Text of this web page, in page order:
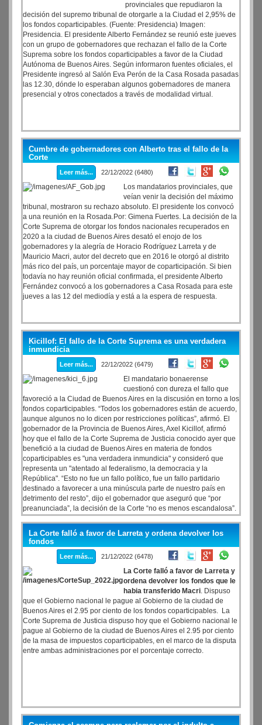
provinciales que repudiaron la
decisión del supremo tribunal de otorgarle a la Ciudad el 2,95% de
los fondos coparticipables. (Fuente: Presidencia) Imagen:
Presidencia. El presidente Alberto Fernández se reunió este jueves
con un grupo de gobernadores que rechazan el fallo de la Corte
Suprema sobre los fondos coparticipables a favor de la Ciudad
Autónoma de Buenos Aires. Según informaron fuentes oficiales, el
Presidente ingresó al Salón Eva Perón de la Casa Rosada pasadas
las 12.30, dónde lo esperaban algunos gobernadores de manera
presencial y otros conectados a través de modalidad virtual.
Cumbre de gobernadores con Alberto tras el fallo de la
Corte
Leer más... 22/12/2022 (6480)
Los mandatarios provinciales, que
veían venir la decisión del máximo
tribunal, mostraron su rechazo absoluto. El presidente los convocó
a una reunión en la Rosada.Por: Gimena Fuertes. La decisión de la
Corte Suprema de otorgar los fondos nacionales recuperados en
2020 a la ciudad de Buenos Aires desató el enojo de los
gobernadores y la alegría de Horacio Rodríguez Larreta y de
Mauricio Macri, autor del decreto que en 2016 le otorgó al distrito
más rico del país, un porcentaje mayor de coparticipación. Si bien
todavía no hay reunión oficial confirmada, el presidente Alberto
Fernández convocó a los gobernadores a Casa Rosada para este
jueves a las 12 del mediodía y está a la espera de respuesta.
Kicillof: El fallo de la Corte Suprema es una verdadera
inmundicia
Leer más... 22/12/2022 (6479)
El mandatario bonaerense
cuestionó con dureza el fallo que
favoreció a la Ciudad de Buenos Aires en la discusión en torno a los
fondos coparticipables. “Todos los gobernadores están de acuerdo,
aunque algunos no lo dicen por restricciones políticas”, afirmó. El
gobernador de la Provincia de Buenos Aires, Axel Kicillof, afirmó
hoy que el fallo de la Corte Suprema de Justicia conocido ayer que
benefició a la ciudad de Buenos Aires en materia de fondos
coparticipables es "una verdadera inmundicia" y consideró que
representa un "atentado al federalismo, la democracia y la
República". “Esto no fue un fallo político, fue un fallo partidario
destinado a favorecer a una minúscula parte de nuestro país en
detrimento del resto”, dijo el gobernador que aseguró que “por
preanunciada”, la decisión de la Corte “no es menos escandalosa”.
La Corte falló a favor de Larreta y ordena devolver los
fondos
Leer más... 21/12/2022 (6478)
La Corte falló a favor de Larreta y
ordena devolver los fondos que le
habia transferido Macri. Dispuso
que el Gobierno nacional le pague al Gobierno de la ciudad de
Buenos Aires el 2.95 por ciento de los fondos coparticipables. La
Corte Suprema de Justicia dispuso hoy que el Gobierno nacional le
pague al Gobierno de la ciudad de Buenos Aires el 2.95 por ciento
de la masa de impuestos coparticipables, en el marco de la disputa
entre ambas administraciones por el porcentaje correcto.